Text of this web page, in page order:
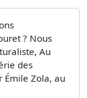
? Nous
Au
des
Émile Zola, au